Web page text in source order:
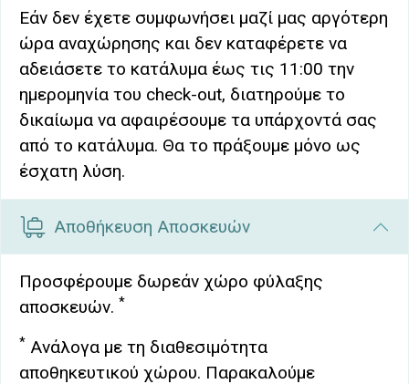
Εάν δεν έχετε συμφωνήσει μαζί μας αργότερη
ώρα αναχώρησης και δεν καταφέρετε να
αδειάσετε το κατάλυμα έως τις 11:00 την
ημερομηνία του check-out, διατηρούμε το
δικαίωμα να αφαιρέσουμε τα υπάρχοντά σας
από το κατάλυμα. Θα το πράξουμε μόνο ως
έσχατη λύση.
Αποθήκευση Αποσκευών
Προσφέρουμε δωρεάν χώρο φύλαξης
αποσκευών. *
* Ανάλογα με τη διαθεσιμότητα
αποθηκευτικού χώρου. Παρακαλούμε